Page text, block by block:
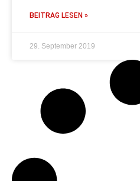
BEITRAG LESEN »
29. September 2019